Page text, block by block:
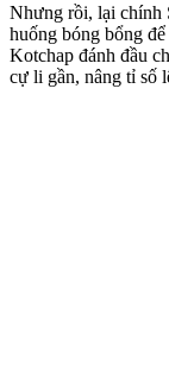
Nhưng rồi, lại chính
huống bóng bổng
Kotchap đánh đầu
cự li gần, nâng tỉ số